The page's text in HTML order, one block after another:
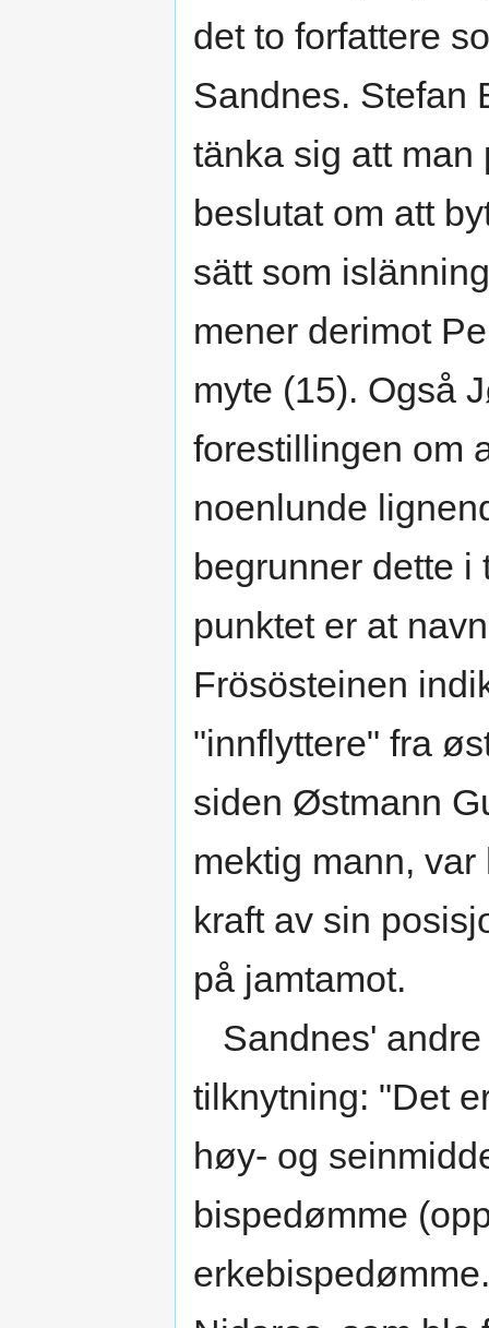
det to forfattere
Sandnes. Stefan
tänka sig att man
beslutat om att
sätt som
mener derimot
myte (15). Også
forestillingen om
noenlunde
begrunner dette i
punktet er at
Frösösteinen
"innflyttere" fra
siden Østmann
mektig mann,
kraft av sin
på jamtamot.
Sandnes'
tilknytning: "Det
høy- og
bispedømme